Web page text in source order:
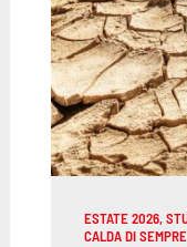
ESTATE 2026,
CALDA DI SEMPRE